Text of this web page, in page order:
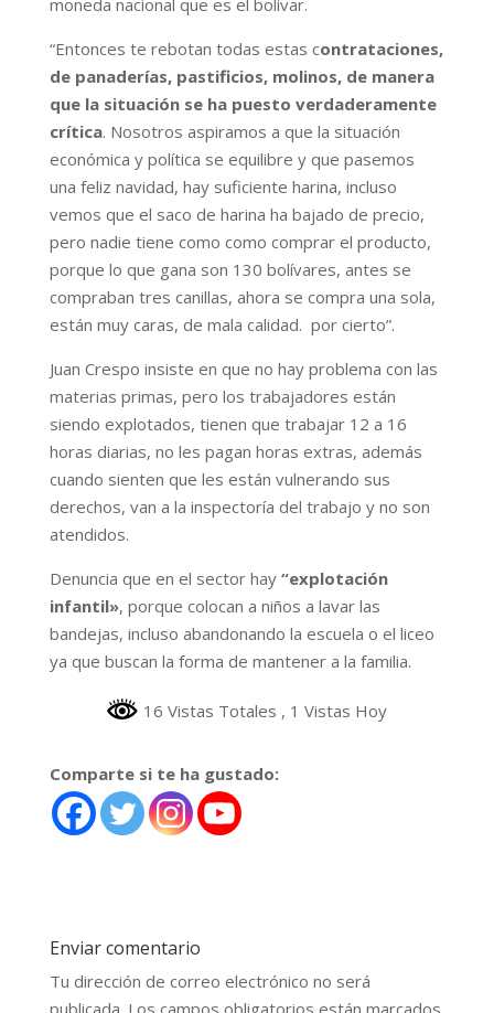
“Entonces te rebotan todas estas contrataciones,
de panaderías, pastificios, molinos, de manera
que la situación se ha puesto verdaderamente
crítica. Nosotros aspiramos a que la situación
económica y política se equilibre y que pasemos
una feliz navidad, hay suficiente harina, incluso
vemos que el saco de harina ha bajado de precio,
pero nadie tiene como como comprar el producto,
porque lo que gana son 130 bolívares, antes se
compraban tres canillas, ahora se compra una sola,
están muy caras, de mala calidad. por cierto”.
Juan Crespo insiste en que no hay problema con las
materias primas, pero los trabajadores están
siendo explotados, tienen que trabajar 12 a 16
horas diarias, no les pagan horas extras, además
cuando sienten que les están vulnerando sus
derechos, van a la inspectoría del trabajo y no son
atendidos.
Denuncia que en el sector hay “explotación
infantil», porque colocan a niños a lavar las
bandejas, incluso abandonando la escuela o el liceo
ya que buscan la forma de mantener a la familia.
16 Vistas Totales , 1 Vistas Hoy
Comparte si te ha gustado:
Enviar comentario
Tu dirección de correo electrónico no será
publicada. Los campos obligatorios están marcados